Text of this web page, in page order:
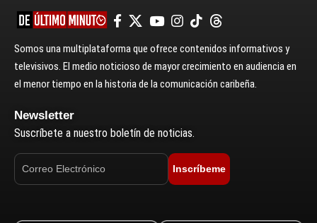
Somos una multiplataforma que ofrece contenidos informativos y
televisivos. El medio noticioso de mayor crecimiento en audiencia en
el menor tiempo en la historia de la comunicación caribeña.
Newsletter
Suscríbete a nuestro boletín de noticias.
Inscríbeme